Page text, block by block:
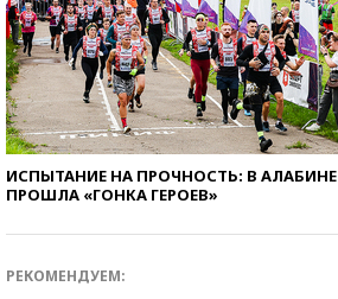
ИСПЫТАНИЕ НА ПРОЧНОСТЬ: В АЛАБИНЕ
ПРОШЛА «ГОНКА ГЕРОЕВ»
РЕКОМЕНДУЕМ: